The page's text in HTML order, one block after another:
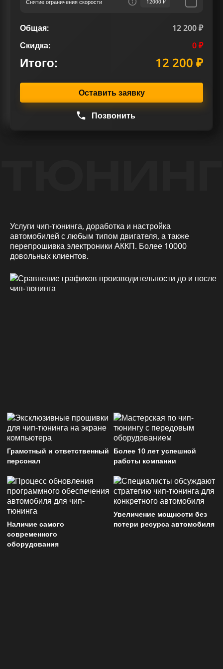
Снятие ограничения скорости 12000 ₽
Общая:
12 200 ₽
Скидка:
0 ₽
Итого: 12 200 ₽
Оставить заявку
Позвонить
Услуги чип-тюнинга, доработка и настройка
автомобилей с любым типом двигателя, а также
перепрошивка электроники АККП. Более 10000
довольных клиентов.
Грамотный и ответственный
персонал
Более 10 лет успешной
работы компании
Наличие самого
современного
оборудования
Увеличение мощности без
потери ресурса автомобиля